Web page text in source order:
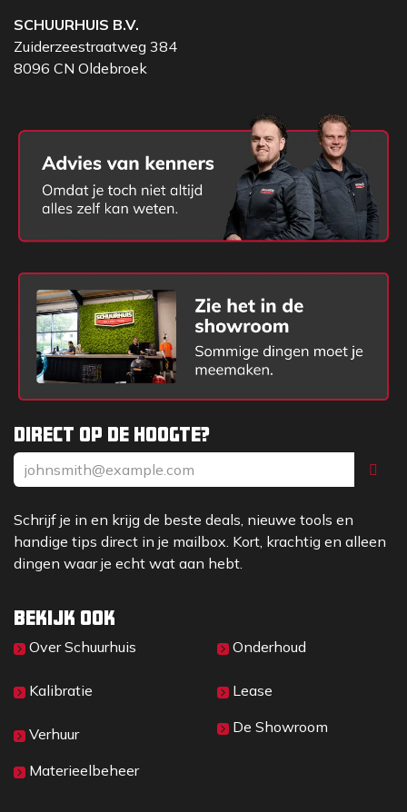
Direct op de hoogte?
Schrijf je in en krijg de beste deals, nieuwe tools en
handige tips direct in je mailbox. Kort, krachtig en alleen
dingen waar je echt wat aan hebt.
Bekijk ook
Over Sc​huurhuis
Kalibratie
Verhuur
Materieelbeheer
Onderhoud
Lease
De Showroom
SCHUURHUIS B.V.
Zuiderzeestraatweg 384
8096 CN Oldebroek